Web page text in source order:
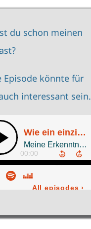
du schon meinen
Episode könnte für
interessant sein.